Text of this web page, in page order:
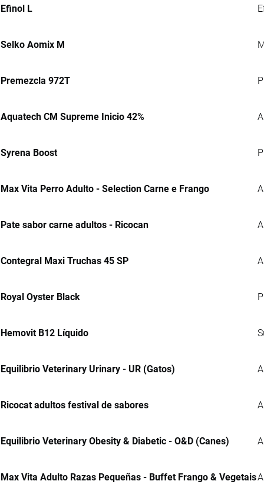
Efinol L
Selko Aomix M
Premezcla 972T
Aquatech CM Supreme Inicio 42%
Syrena Boost
Max Vita Perro Adulto - Selection Carne e Frango
Pate sabor carne adultos - Ricocan
Contegral Maxi Truchas 45 SP
Royal Oyster Black
Hemovit B12 Líquido
Equilibrio Veterinary Urinary - UR (Gatos)
Ricocat adultos festival de sabores
Equilibrio Veterinary Obesity & Diabetic - O&D (Canes)
Max Vita Adulto Razas Pequeñas - Buffet Frango & Vegetais